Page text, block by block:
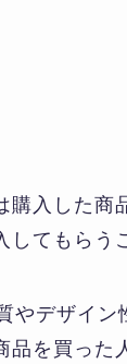
購入した商
てもらう
やデザイ
を買った